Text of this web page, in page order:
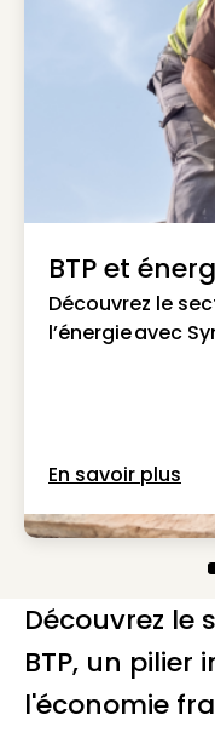
BTP et
Découvrez le
l’énergie avec
En savoir plus
Découvrez le
BTP, un
l'économie